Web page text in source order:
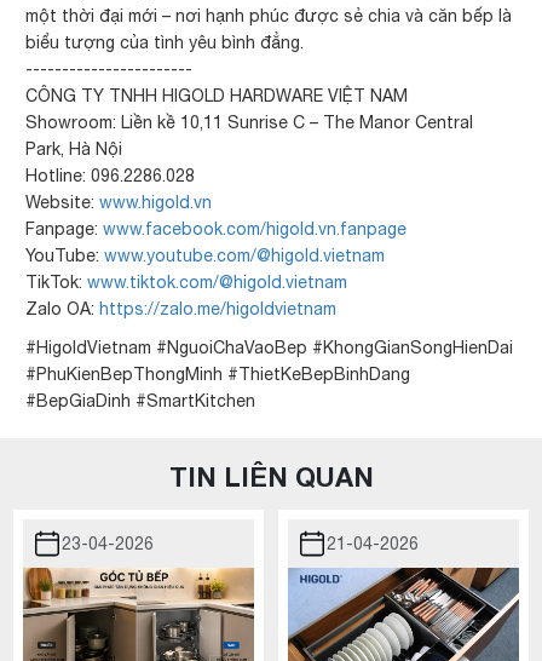
một thời đại mới – nơi hạnh phúc được sẻ chia và căn bếp là
biểu tượng của tình yêu bình đẳng.
-----------------------
CÔNG TY TNHH HIGOLD HARDWARE VIỆT NAM
Showroom: Liền kề 10,11 Sunrise C – The Manor Central
Park, Hà Nội
Hotline: 096.2286.028
Website:www.higold.vn
Fanpage:www.facebook.com/higold.vn.fanpage
YouTube:www.youtube.com/@higold.vietnam
TikTok:www.tiktok.com/@higold.vietnam
Zalo OA:https://zalo.me/higoldvietnam
#HigoldVietnam #NguoiChaVaoBep #KhongGianSongHienDai
#PhuKienBepThongMinh #ThietKeBepBinhDang
#BepGiaDinh #SmartKitchen
TIN LIÊN QUAN
23-04-2026 21-04-2026